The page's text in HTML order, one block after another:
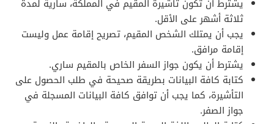
يشترط أن تكون تأشيرة المقيم في المملكة، سارية لمدة
ثلاثة أشهر على الأقل.
يجب أن يمتلك الشخص المقيم، تصريح إقامة عمل وليست
إقامة مرافق.
يشترط أن يكون جواز السفر الخاص بالمقيم ساري.
كتابة كافة البيانات بطريقة صحيحة في طلب الحصول على
التأشيرة، كما يجب أن توافق كافة البيانات المسجلة في
جواز الصفر.